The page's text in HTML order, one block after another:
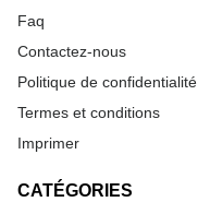
Faq
Contactez-nous
Politique de confidentialité
Termes et conditions
Imprimer
CATÉGORIES